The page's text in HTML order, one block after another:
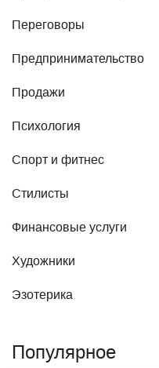
Переговоры
Предпринимательство
Продажи
Психология
Спорт и фитнес
Стилисты
Финансовые услуги
Художники
Эзотерика
Популярное